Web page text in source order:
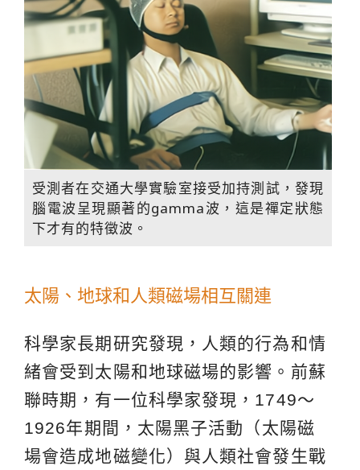
受測者在交通大學實驗室接受加持測試，發現
腦電波呈現顯著的gamma波，這是禪定狀態
下才有的特徵波。
太陽、地球和人類磁場相互關連
科學家長期研究發現，人類的行為和情
緒會受到太陽和地球磁場的影響。前蘇
聯時期，有一位科學家發現，1749～
1926年期間，太陽黑子活動（太陽磁
場會造成地磁變化）與人類社會發生戰